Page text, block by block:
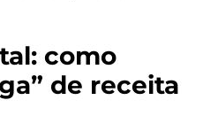
como
de receita